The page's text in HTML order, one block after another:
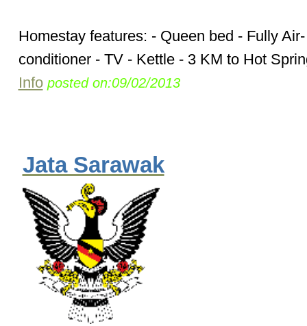
Homestay features: - Queen bed - Fully Air-
conditioner - TV - Kettle - 3 KM to Hot
Info posted on:09/02/2013
Jata Sarawak